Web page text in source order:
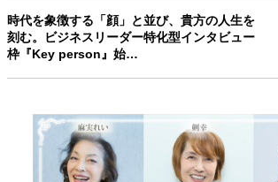
時代を象徴する「顔」と並び、貴方の人生を
刻む。ビジネスリーダー特化型インタビュー
枠『Key person』始…